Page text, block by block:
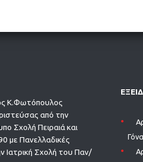
Κ.Φωτόπουλος
από την
Σχολή Πειραιά και
με Πανελλαδικές
Ιατρική Σχολή του Παν/